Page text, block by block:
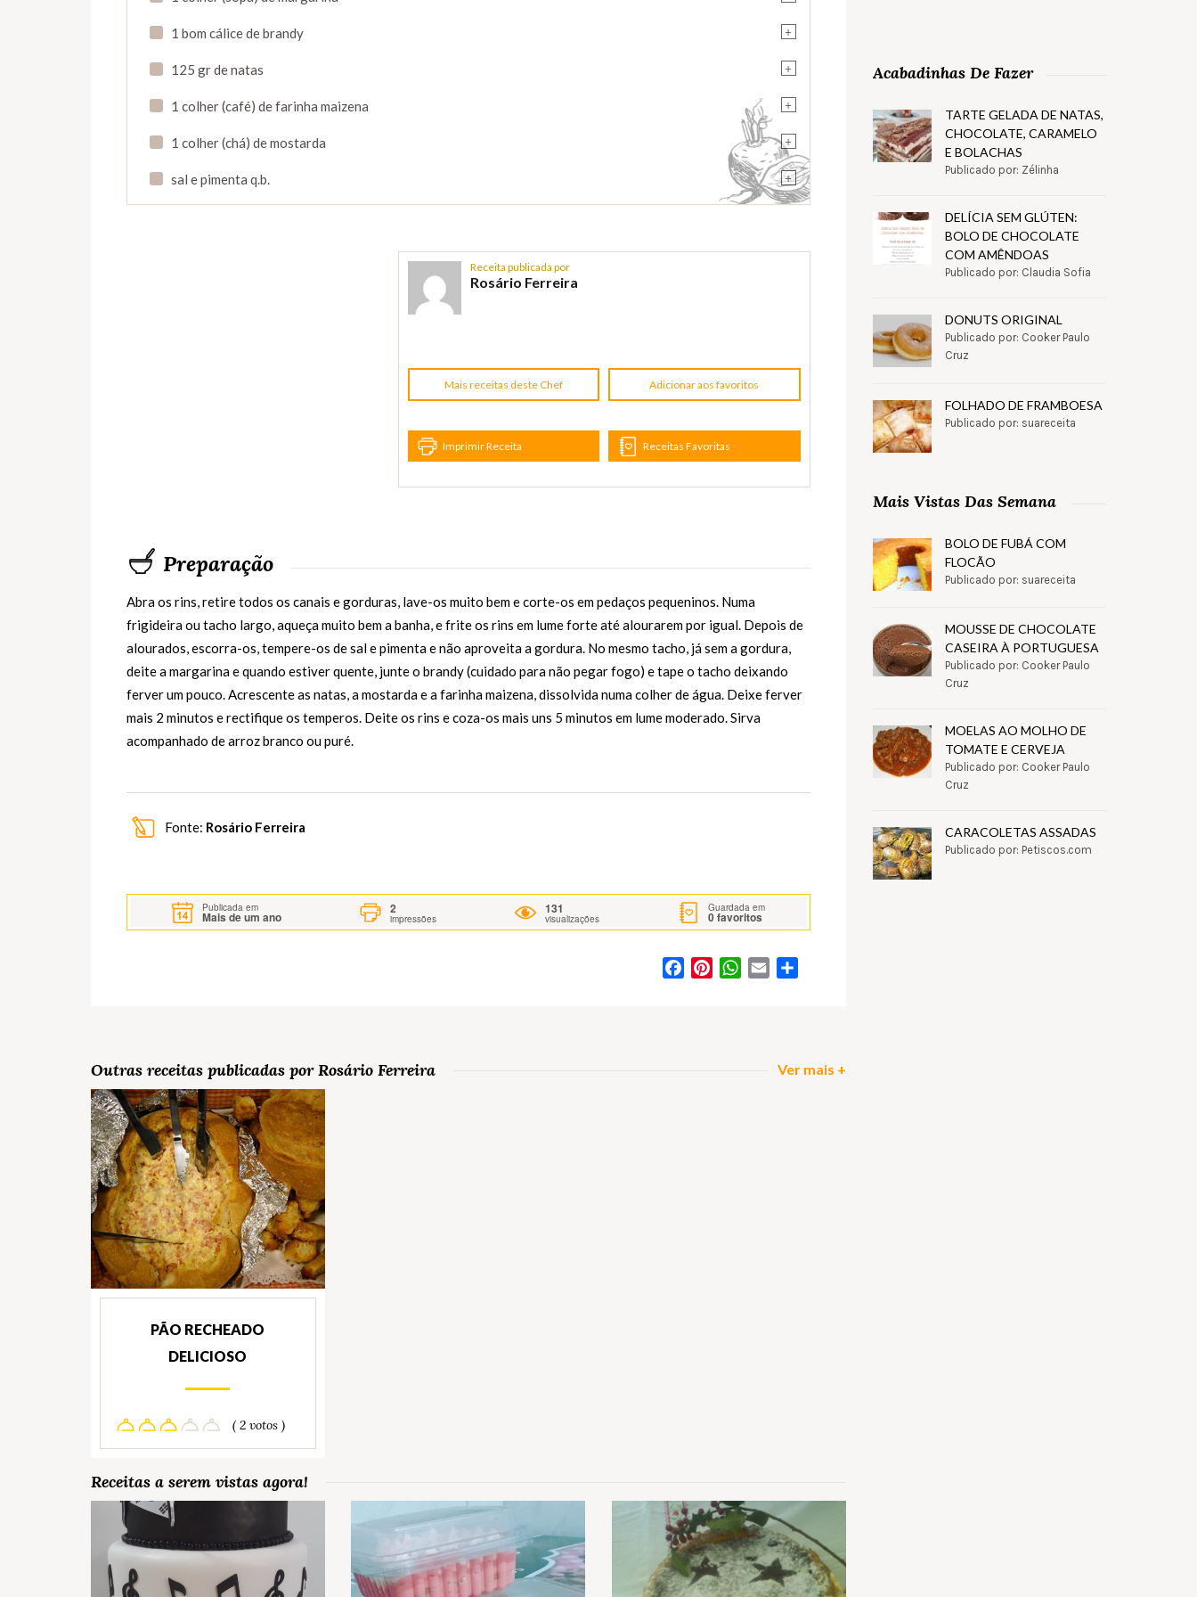
+
1 bom cálice de brandy
+
125 gr de natas
+
1 colher (café) de farinha maizena
+
1 colher (chá) de mostarda
+
sal e pimenta q.b.
Receita publicada por
Rosário Ferreira
Mais receitas deste Chef Adicionar aos favoritos
Imprimir Receita Receitas Favoritas
Preparação
Abra os rins, retire todos os canais e gorduras, lave-os muito bem e corte-os em pedaços pequeninos. Numa
frigideira ou tacho largo, aqueça muito bem a banha, e frite os rins em lume forte até alourarem por igual. Depois de
alourados, escorra-os, tempere-os de sal e pimenta e não aproveita a gordura. No mesmo tacho, já sem a gordura,
deite a margarina e quando estiver quente, junte o brandy (cuidado para não pegar fogo) e tape o tacho deixando
ferver um pouco. Acrescente as natas, a mostarda e a farinha maizena, dissolvida numa colher de água. Deixe ferver
mais 2 minutos e rectifique os temperos. Deite os rins e coza-os mais uns 5 minutos em lume moderado. Sirva
acompanhado de arroz branco ou puré.
Fonte: Rosário Ferreira
Publicada em
Mais de um ano
2
impressões
131
visualizações
Guardada em
0favoritos
FacebookPinterestWhatsApp
Email
Outras receitas publicadas por Rosário Ferreira Ver mais +
PÃO RECHEADO
DELICIOSO
( 2 votos )
Receitas a serem vistas agora!
Acabadinhas De Fazer
TARTE GELADA DE NATAS,
CHOCOLATE, CARAMELO
E BOLACHAS
Publicado por: Zélinha
DELÍCIA SEM GLÚTEN:
BOLO DE CHOCOLATE
COM AMÊNDOAS
Publicado por: Claudia Sofia
DONUTS ORIGINAL
Publicado por: Cooker Paulo
Cruz
FOLHADO DE FRAMBOESA
Publicado por: suareceita
Mais Vistas Das Semana
BOLO DE FUBÁ COM
FLOCÃO
Publicado por: suareceita
MOUSSE DE CHOCOLATE
CASEIRA À PORTUGUESA
Publicado por: Cooker Paulo
Cruz
MOELAS AO MOLHO DE
TOMATE E CERVEJA
Publicado por: Cooker Paulo
Cruz
CARACOLETAS ASSADAS
Publicado por: Petiscos.com